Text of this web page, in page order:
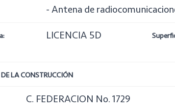
- Antena de
LICENCIA 5D
LA CONSTRUCCIÓN
C. FEDERACION No. 1729